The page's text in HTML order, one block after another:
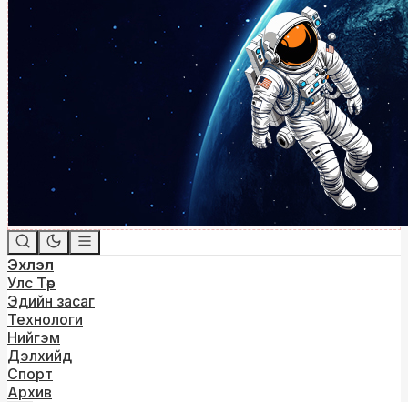
Эхлэл
Улс Төр
Эдийн засаг
Технологи
Нийгэм
Дэлхийд
Спорт
Архив